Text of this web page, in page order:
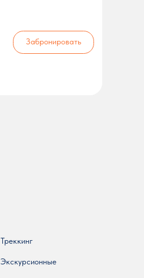
Забронировать
Треккинг
Экскурсионные